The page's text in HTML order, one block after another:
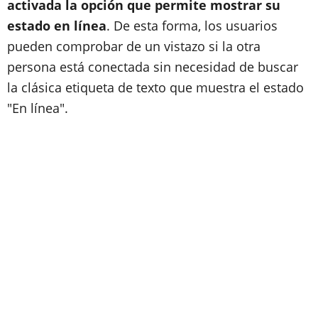
activada la opción que permite mostrar su
estado en línea. De esta forma, los usuarios
pueden comprobar de un vistazo si la otra
persona está conectada sin necesidad de buscar
la clásica etiqueta de texto que muestra el estado
"En línea".